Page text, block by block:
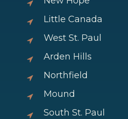
Little Canada
West St. Paul
Arden Hills
Northfield
Mound
South St. Paul